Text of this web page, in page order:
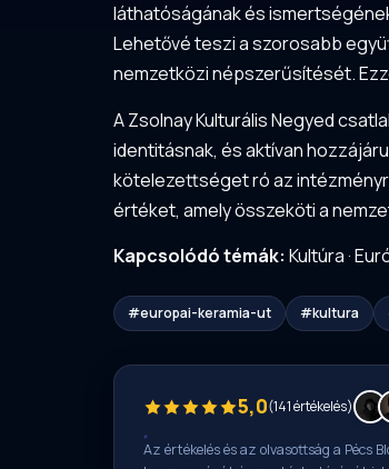
láthatóságának és
Lehetővé teszi a szorosabb
nemzetközi népszerűsítését.
A Zsolnay Kulturális Negyed
identitásnak, és aktívan
kötelezettséget ró az
értéket, amely összeköti a
Kapcsolódó témák: Kultúra·
#europai-keramia-ut #kultura
5,0(141 értékelés)
Az értékelés és az olvasottság a